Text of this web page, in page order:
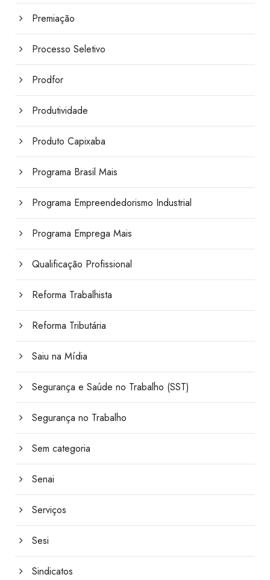
Premiação
Processo Seletivo
Prodfor
Produtividade
Produto Capixaba
Programa Brasil Mais
Programa Empreendedorismo Industrial
Programa Emprega Mais
Qualificação Profissional
Reforma Trabalhista
Reforma Tributária
Saiu na Mídia
Segurança e Saúde no Trabalho (SST)
Segurança no Trabalho
Sem categoria
Senai
Serviços
Sesi
Sindicatos